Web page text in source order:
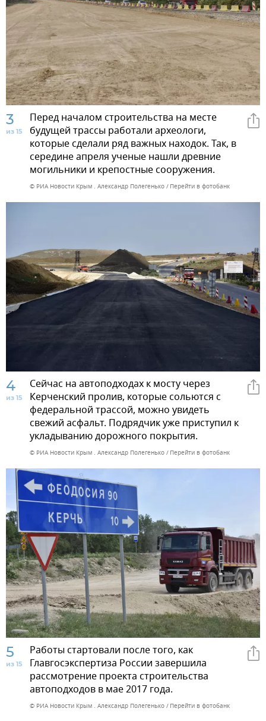
3
из 15
Перед началом строительства на месте
будущей трассы работали археологи,
которые сделали ряд важных находок. Так, в
середине апреля ученые нашли древние
могильники и крепостные сооружения.
© РИА Новости Крым . Александр Полегенько Перейти в фотобанк
4
из 15
Сейчас на автоподходах к мосту через
Керченский пролив, которые сольются с
федеральной трассой, можно увидеть
свежий асфальт. Подрядчик уже приступил к
укладыванию дорожного покрытия.
© РИА Новости Крым . Александр Полегенько Перейти в фотобанк
5
из 15
Работы стартовали после того, как
Главгосэкспертиза России завершила
рассмотрение проекта строительства
автоподходов в мае 2017 года.
© РИА Новости Крым . Александр Полегенько Перейти в фотобанк